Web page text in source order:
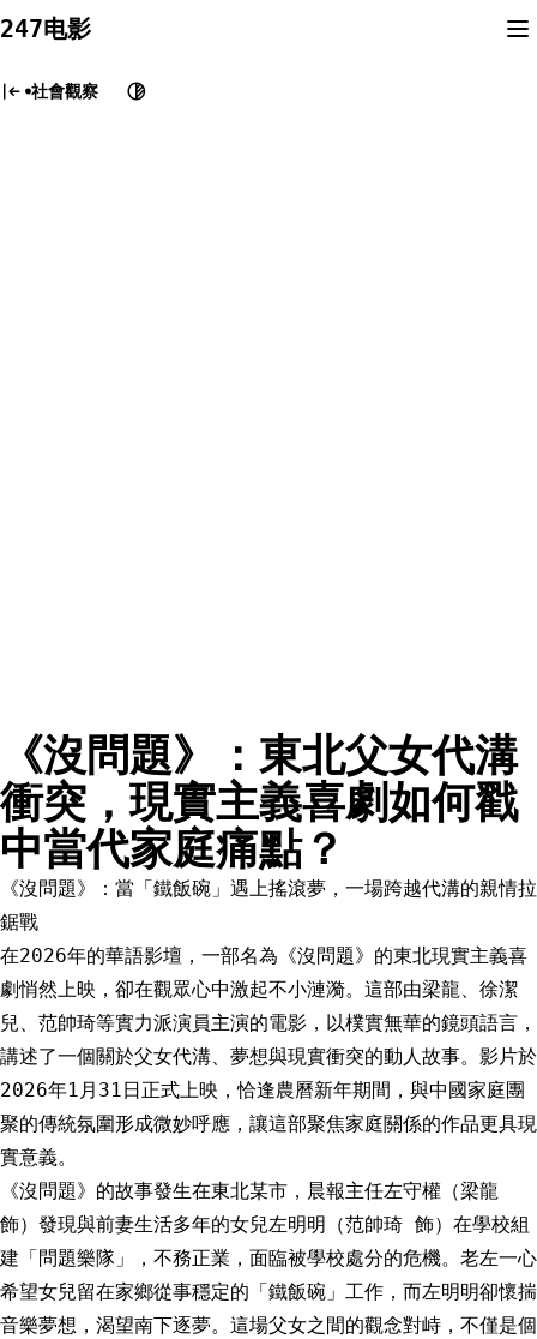
to
247电影
社會觀察
《沒問題》：東北父女代溝
衝突，現實主義喜劇如何戳
中當代家庭痛點？
《沒問題》：當「鐵飯碗」遇上搖滾夢，一場跨越代溝的親情拉
鋸戰
在2026年的華語影壇，一部名為《沒問題》的東北現實主義喜
劇悄然上映，卻在觀眾心中激起不小漣漪。這部由梁龍、徐潔
兒、范帥琦等實力派演員主演的電影，以樸實無華的鏡頭語言，
講述了一個關於父女代溝、夢想與現實衝突的動人故事。影片於
2026年1月31日正式上映，恰逢農曆新年期間，與中國家庭團
聚的傳統氛圍形成微妙呼應，讓這部聚焦家庭關係的作品更具現
實意義。
《沒問題》的故事發生在東北某市，晨報主任左守權（梁龍
飾）發現與前妻生活多年的女兒左明明（范帥琦 飾）在學校組
建「問題樂隊」，不務正業，面臨被學校處分的危機。老左一心
希望女兒留在家鄉從事穩定的「鐵飯碗」工作，而左明明卻懷揣
音樂夢想，渴望南下逐夢。這場父女之間的觀念對峙，不僅是個